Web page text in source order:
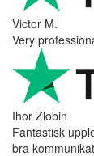
Victor M.
Very
Ihor Zlobin
Fantastisk
bra